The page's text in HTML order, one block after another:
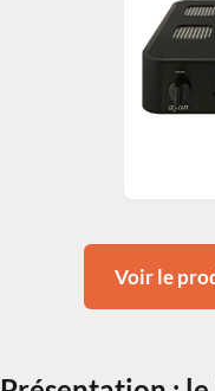
Voir le